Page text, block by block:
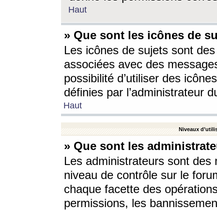
Haut
» Que sont les icônes de
Les icônes de sujets sont
associées avec des
possibilité d’utiliser des
définies par l’administrateur
Haut
Niveaux
» Que sont les
Les administrateurs sont
niveau de contrôle sur le
chaque facette des
permissions, les